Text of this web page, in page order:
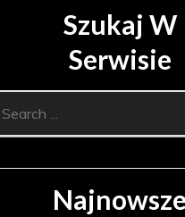
Szukaj W
Serwisie
Najnowsze